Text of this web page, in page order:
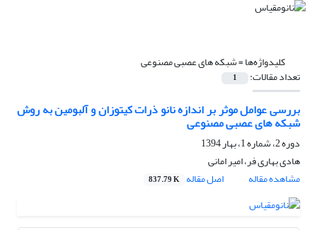
کلیدواژه‌ها =شبکه های عصبی مصنوعی
تعداد مقالات: 1
بررسی عوامل موثر بر اندازه نانو ذرات کیتوزان و آلبومین به روش
شبکه های عصبی مصنوعی
دوره 2، شماره 1، بهار 1394
هادی بهاری فر، امیر امانی
مشاهده مقاله
اصل مقاله 837.79 K